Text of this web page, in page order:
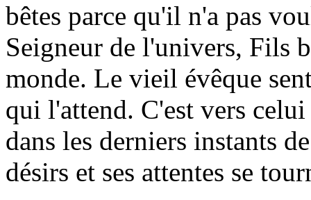
bêtes parce qu'il n'a pas
Seigneur de l'univers, Fils
monde. Le vieil évêque
qui l'attend. C'est vers
dans les derniers instants
désirs et ses attentes se